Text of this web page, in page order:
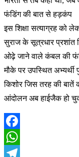
फंडिंग की बात से हड़कंप
इस शिक्षा सत्याग्रह को
सुराज के सूत्रधार प्रशांत
ओढ़े जाने वाले कंबल की
मौके पर उपस्थित अभ्यर्थी
किशोर जिस तरह की
आंदोलन अब हाईजैक हो
Facebook
WhatsApp